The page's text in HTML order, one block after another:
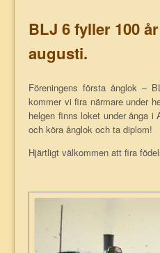
BLJ 6 fyller 100
augusti.
Föreningens första ånglok –
kommer vi fira närmare under
helgen finns loket under ånga
och köra ånglok och ta diplom!
Hjärtligt välkommen att fira